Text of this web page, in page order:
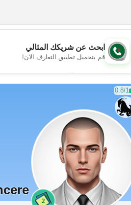
💕
ابحث عن شريكك المثالي
قم بتحميل تطبيق التعارف الآن!
0.8/1
2